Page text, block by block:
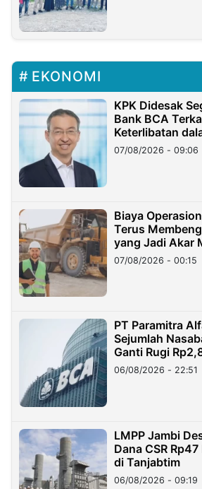
EKONOMI
KPK Didesak
Bank BCA
Keterlibatan
Hilangnya Dana
Miliar
07/08/2026 - 09:06
Biaya
Terus
yang Jadi Akar
07/08/2026 - 00:15
PT Paramitra
Sejumlah
Ganti Rugi
06/08/2026 - 22:51
LMPP Jambi
Dana CSR
di Tanjabtim
06/08/2026 - 09:19